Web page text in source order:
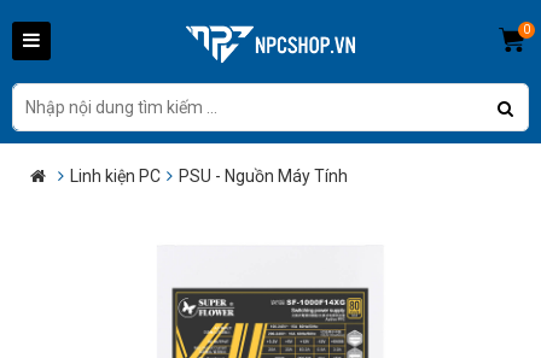
0
Linh kiện PC PSU - Nguồn Máy Tính